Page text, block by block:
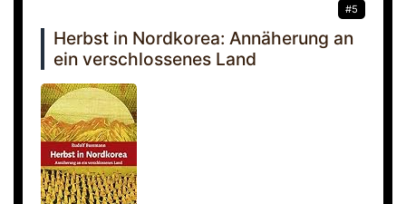
#5
Herbst in Nordkorea: Annäherung an
ein verschlossenes Land